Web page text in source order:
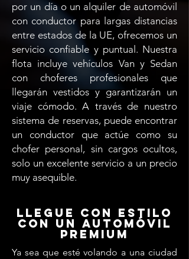
por un día o un alquiler de automóvil
con conductor para largas distancias
entre estados de la UE, ofrecemos un
servicio confiable y puntual. Nuestra
flota incluye vehículos Van y Sedan
con choferes profesionales que
llegarán vestidos y garantizarán un
viaje cómodo. A través de nuestro
sistema de reservas, puede encontrar
un conductor que actúe como su
chofer personal, sin cargos ocultos,
solo un excelente servicio a un precio
muy asequible.
Llegue con estilo
con un automóvil
premium
Ya sea que esté volando a una ciudad